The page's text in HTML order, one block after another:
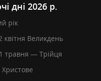
дні 2026 р.
рік
квітня Великдень
травня — Трійця
Христове